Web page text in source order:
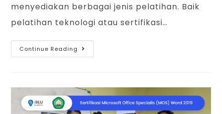
menyediakan berbagai jenis pelatihan. Baik
pelatihan teknologi atau sertifikasi…
Continue Reading